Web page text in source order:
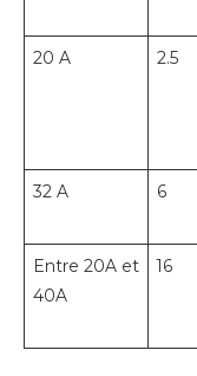
20 A 2.5
32 A 6
Entre 20A et
40A
16